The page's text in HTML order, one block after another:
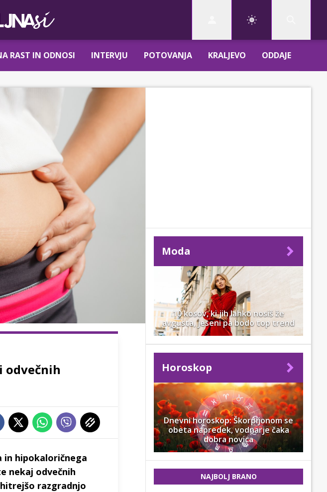
RAST IN ODNOSI INTERVJU POTOVANJA KRALJEVO ODDAJE
odvečnih
in hipokaloričnega
nekaj odvečnih
razgradnjo
Moda
10 kosov, ki jih lahko nosiš že
avgusta, jeseni pa bodo top trend
Horoskop
Dnevni horoskop: Škorpijonom se
obeta napredek, vodnarje čaka
dobra novica
NAJBOLJ BRANO